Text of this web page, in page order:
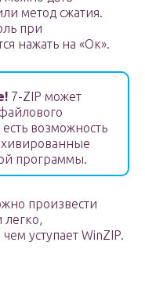
метод сжатия.
при
нажать на «Ок».
7-ZIP может
возможность
программы.
произвести
легко,
уступает WinZIP.